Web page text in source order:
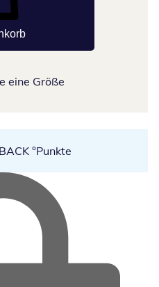
eine Größe
°Punkte